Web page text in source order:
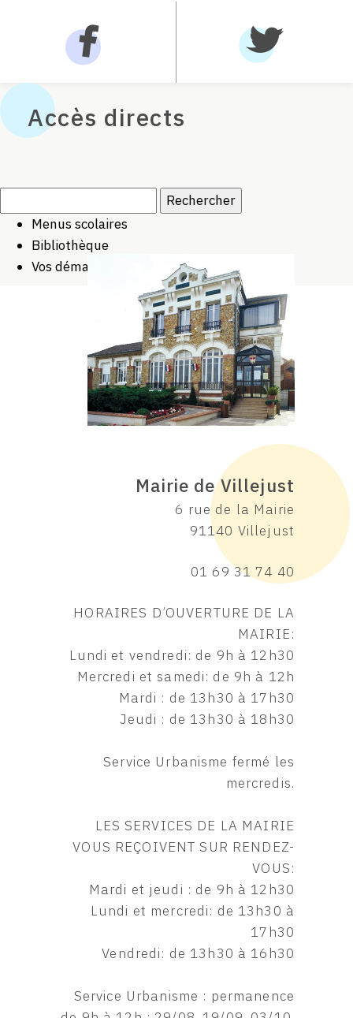
Accès directs
Menus scolaires
Bibliothèque
Vos démarches
Mairie de Villejust
6 rue de la Mairie
91140 Villejust
01 69 31 74 40
HORAIRES D’OUVERTURE DE LA
MAIRIE:
Lundi et vendredi: de 9h à 12h30
Mercredi et samedi: de 9h à 12h
Mardi : de 13h30 à 17h30
Jeudi : de 13h30 à 18h30
Service Urbanisme fermé les
mercredis.
LES SERVICES DE LA MAIRIE
VOUS REÇOIVENT SUR RENDEZ-
VOUS:
Mardi et jeudi : de 9h à 12h30
Lundi et mercredi: de 13h30 à
17h30
Vendredi: de 13h30 à 16h30
Service Urbanisme : permanence